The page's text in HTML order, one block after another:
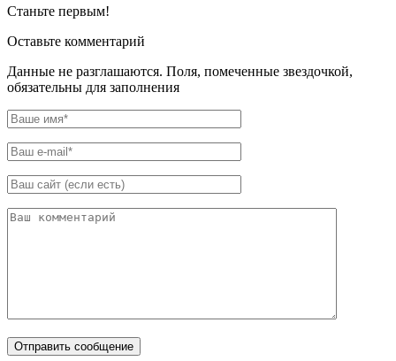
Станьте первым!
Оставьте комментарий
Данные не разглашаются. Поля, помеченные звездочкой,
обязательны для заполнения